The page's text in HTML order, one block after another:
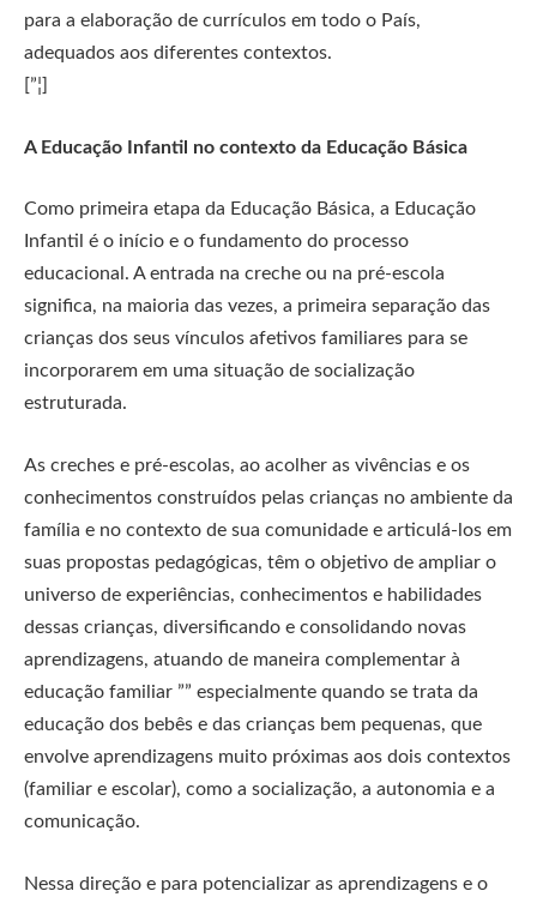
para a elaboração de currículos em todo o País,
adequados aos diferentes contextos.
[”¦]
A Educação Infantil no contexto da Educação Básica
Como primeira etapa da Educação Básica, a Educação
Infantil é o início e o fundamento do processo
educacional. A entrada na creche ou na pré-escola
significa, na maioria das vezes, a primeira separação das
crianças dos seus vínculos afetivos familiares para se
incorporarem em uma situação de socialização
estruturada.
As creches e pré-escolas, ao acolher as vivências e os
conhecimentos construídos pelas crianças no ambiente da
família e no contexto de sua comunidade e articulá-los em
suas propostas pedagógicas, têm o objetivo de ampliar o
universo de experiências, conhecimentos e habilidades
dessas crianças, diversificando e consolidando novas
aprendizagens, atuando de maneira complementar à
educação familiar ”” especialmente quando se trata da
educação dos bebês e das crianças bem pequenas, que
envolve aprendizagens muito próximas aos dois contextos
(familiar e escolar), como a socialização, a autonomia e a
comunicação.
Nessa direção e para potencializar as aprendizagens e o